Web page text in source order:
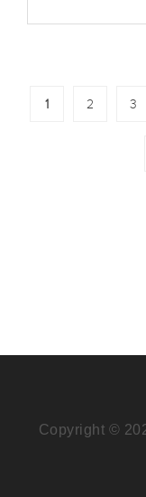
1 2 3
Copyright ©